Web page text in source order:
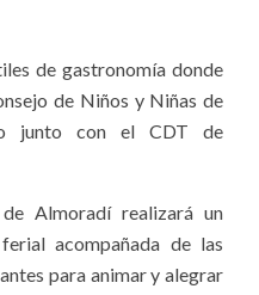
de gastronomía donde
de Niños y Niñas de
junto con el CDT de
Almoradí realizará un
acompañada de las
para animar y alegrar